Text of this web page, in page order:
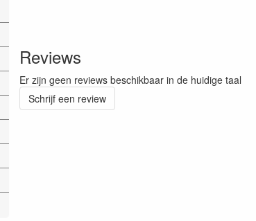
Reviews
Er zijn geen reviews beschikbaar in de huidige taal
Schrijf een review